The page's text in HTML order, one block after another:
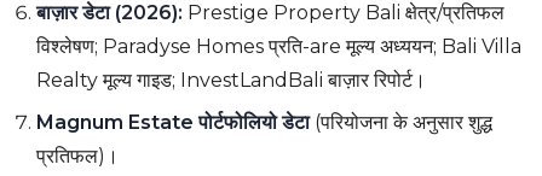
बाज़ार डेटा (2026): Prestige Property Bali क्षेत्र/प्रतिफल
विश्लेषण; Paradyse Homes प्रति-are मूल्य अध्ययन; Bali Villa
Realty मूल्य गाइड; InvestLandBali बाज़ार रिपोर्ट।
Magnum Estate पोर्टफोलियो डेटा(परियोजना के अनुसार शुद्ध
प्रतिफल)।